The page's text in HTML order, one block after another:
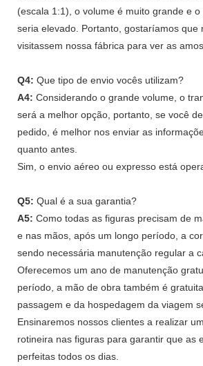
(escala 1:1), o volume é muito grande e
seria elevado. Portanto, gostaríamos que
visitassem nossa fábrica para ver as
Q4: Que tipo de envio vocês utilizam?
A4: Considerando o grande volume, o
será a melhor opção, portanto, se você
pedido, é melhor nos enviar as
quanto antes.
Sim, o envio aéreo ou expresso está
Q5: Qual é a sua garantia?
A5: Como todas as figuras precisam de
e nas mãos, após um longo período, a
sendo necessária manutenção regular a
Oferecemos um ano de manutenção
período, a mão de obra também é
passagem e da hospedagem da viagem
Ensinaremos nossos clientes a realizar
rotineira nas figuras para garantir que as
perfeitas todos os dias.